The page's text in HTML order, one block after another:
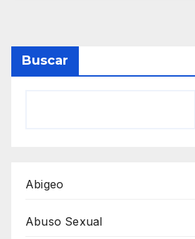
Buscar
Abigeo
Abuso Sexual